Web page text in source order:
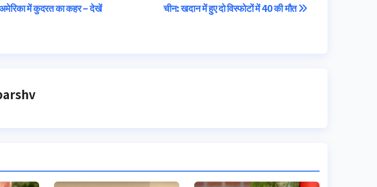
चीन: खदान में हुए दो विस्फोटों में 40 की मौत
में कुदरत का कहर – देखें